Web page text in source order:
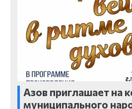
Азов приглашает на
муниципального